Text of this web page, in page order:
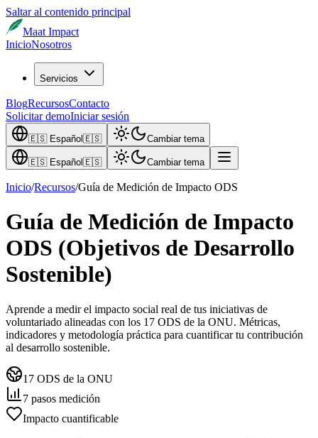
Saltar al contenido principal
Maat Impact
InicioNosotros
Servicios
BlogRecursosContacto
Solicitar demoIniciar sesión
🇪🇸 Español 🇪🇸 Cambiar tema
🇪🇸 Español 🇪🇸 Cambiar tema
Inicio/Recursos/Guía de Medición de Impacto ODS
Guía de Medición de Impacto
ODS (Objetivos de Desarrollo
Sostenible)
Aprende a medir el impacto social real de tus iniciativas de
voluntariado alineadas con los 17 ODS de la ONU. Métricas,
indicadores y metodología práctica para cuantificar tu contribución
al desarrollo sostenible.
17 ODS de la ONU
7 pasos medición
Impacto cuantificable